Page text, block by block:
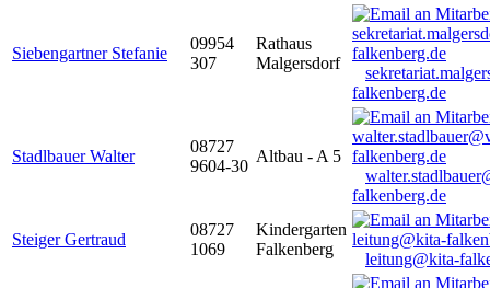
Siebengartner Stefanie
09954
307
Rathaus
Malgersdorf
falkenberg.de
Stadlbauer Walter
08727
9604-30
Altbau - A 5
falkenberg.de
Steiger Gertraud
08727
1069
Kindergarten
Falkenberg
leitung@kita-